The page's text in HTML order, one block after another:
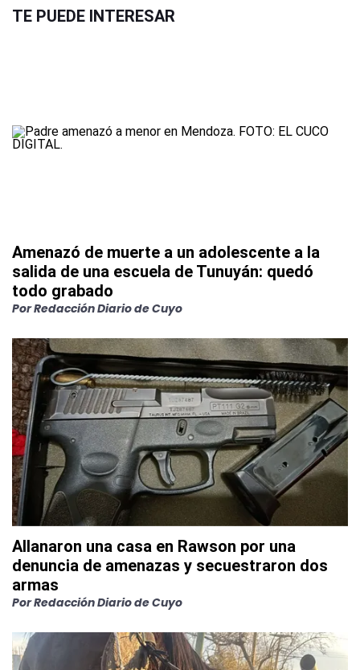
TE PUEDE INTERESAR
Amenazó de muerte a un adolescente a la
salida de una escuela de Tunuyán: quedó
todo grabado
PorRedacción Diario de Cuyo
Allanaron una casa en Rawson por una
denuncia de amenazas y secuestraron dos
armas
PorRedacción Diario de Cuyo